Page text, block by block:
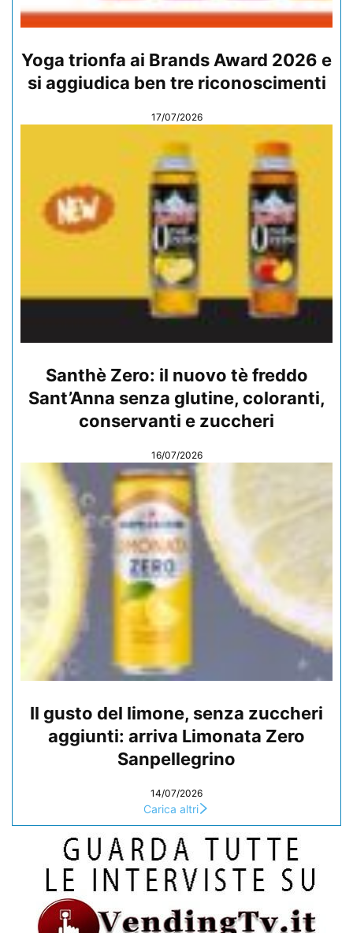
Yoga trionfa ai Brands Award 2026 e
si aggiudica ben tre riconoscimenti
17/07/2026
Santhè Zero: il nuovo tè freddo
Sant’Anna senza glutine, coloranti,
conservanti e zuccheri
16/07/2026
Il gusto del limone, senza zuccheri
aggiunti: arriva Limonata Zero
Sanpellegrino
14/07/2026
Carica altri